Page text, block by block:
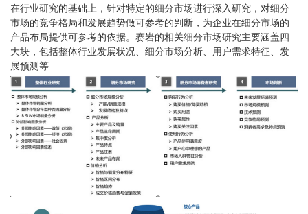
在行业研究的基础上，针对特定的细分市场进行深入研究，对细分
市场的竞争格局和发展趋势做可参考的判断，为企业在细分市场的
产品布局提供可参考的依据。赛岩的相关细分市场研究主要涵盖四
大块，包括整体行业发展状况、细分市场分析、用户需求特征、发
展预测等